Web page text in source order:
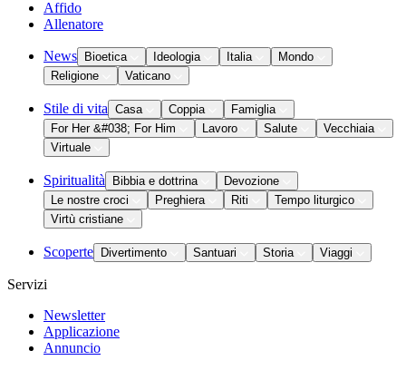
Affido
Allenatore
News Bioetica Ideologia Italia
Mondo
Religione
Vaticano
Stile di vita Casa Coppia
Famiglia
For Her &#038; For Him
Lavoro Salute
Vecchiaia
Virtuale
Spiritualità Bibbia e dottrina
Devozione
Le nostre croci
Preghiera Riti
Tempo liturgico
Virtù cristiane
Scoperte Divertimento Santuari Storia Viaggi
Servizi
Newsletter
Applicazione
Annuncio